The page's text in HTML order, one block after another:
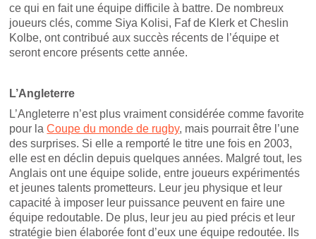
ce qui en fait une équipe difficile à battre. De nombreux
joueurs clés, comme Siya Kolisi, Faf de Klerk et Cheslin
Kolbe, ont contribué aux succès récents de l’équipe et
seront encore présents cette année.
L’Angleterre
L’Angleterre n’est plus vraiment considérée comme favorite
pour laCoupe du monde de rugby, mais pourrait être l’une
des surprises. Si elle a remporté le titre une fois en 2003,
elle est en déclin depuis quelques années. Malgré tout, les
Anglais ont une équipe solide, entre joueurs expérimentés
et jeunes talents prometteurs. Leur jeu physique et leur
capacité à imposer leur puissance peuvent en faire une
équipe redoutable. De plus, leur jeu au pied précis et leur
stratégie bien élaborée font d’eux une équipe redoutée. Ils